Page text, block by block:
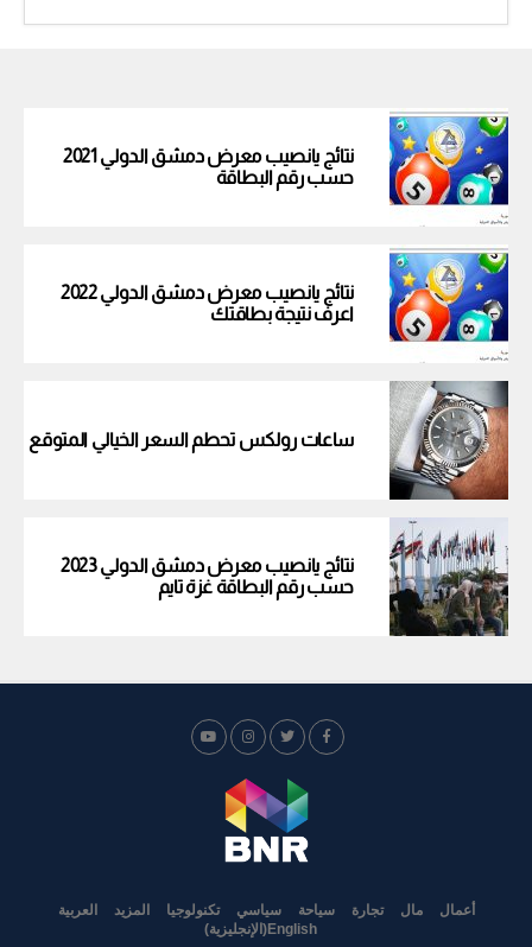
نتائج يانصيب معرض دمشق الدولي 2021
حسب رقم البطاقة
نتائج يانصيب معرض دمشق الدولي 2022
اعرف نتيجة بطاقتك
ساعات رولكس تحطم السعر الخيالي المتوقع
نتائج يانصيب معرض دمشق الدولي 2023
حسب رقم البطاقة غزة تايم
أعمال مال تجارة سياحة سياسي تكنولوجيا المزيد
العربية
English
( الإنجليزية)